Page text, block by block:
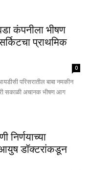
कंपनीला भीषण
प्राथमिक
0
परिसरातील बाबा नमकीन
सकाळी अचानक भीषण आग
निर्णयाच्या
आयुष डॉक्टरांकडून